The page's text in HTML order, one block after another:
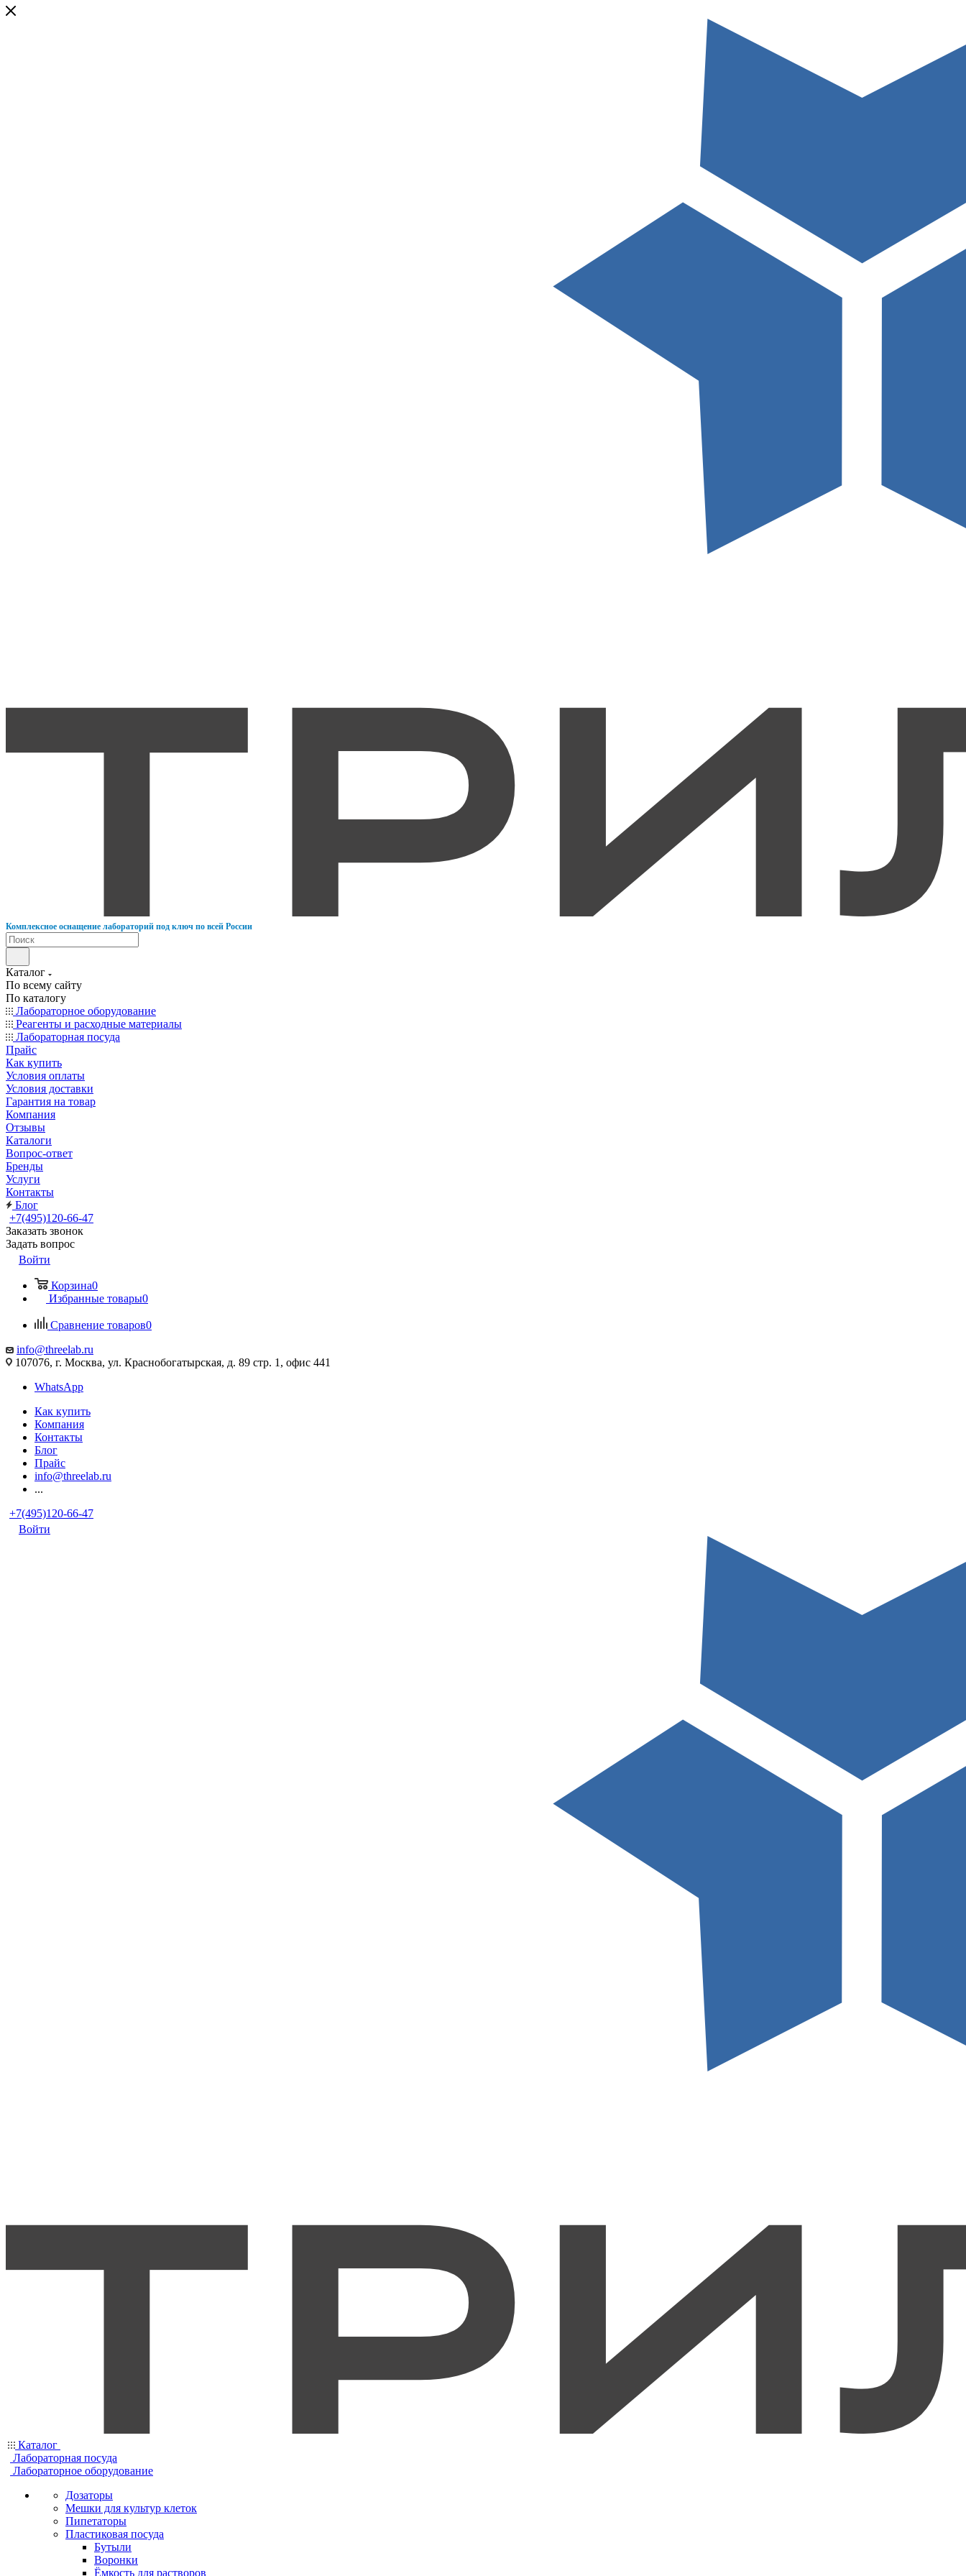
Комплексное оснащение лабораторий под ключ по всей России
Каталог
По всему сайту
По каталогу
Лабораторное оборудование
Реагенты и расходные материалы
Лабораторная посуда
Прайс
Как купить
Условия оплаты
Условия доставки
Гарантия на товар
Компания
Отзывы
Каталоги
Вопрос-ответ
Бренды
Услуги
Контакты
Блог
+7(495)120-66-47
Заказать звонок
Задать вопрос
Войти
Корзина0
Избранные товары0
Сравнение товаров0
info@threelab.ru
107076, г. Москва, ул. Краснобогатырская, д. 89 стр. 1, офис 441
WhatsApp
Как купить
Компания
Контакты
Блог
Прайс
info@threelab.ru
...
+7(495)120-66-47
Войти
Каталог
Лабораторная посуда
Лабораторное оборудование
Дозаторы
Мешки для культур клеток
Пипетаторы
Пластиковая посуда
Бутыли
Воронки
Ёмкость для растворов